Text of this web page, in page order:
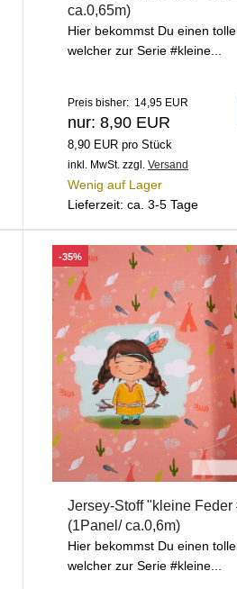
ca.0,65m)
Hier bekommst Du einen
welcher zur Serie #kleine...
Preis bisher: 14,95 EUR
nur: 8,90 EUR
8,90 EUR pro Stück
inkl. MwSt. zzgl. Versand
Wenig auf Lager
Lieferzeit: ca. 3-5 Tage
-35%
Jersey-Stoff "kleine Feder
(1Panel/ ca.0,6m)
Hier bekommst Du einen
welcher zur Serie #kleine...